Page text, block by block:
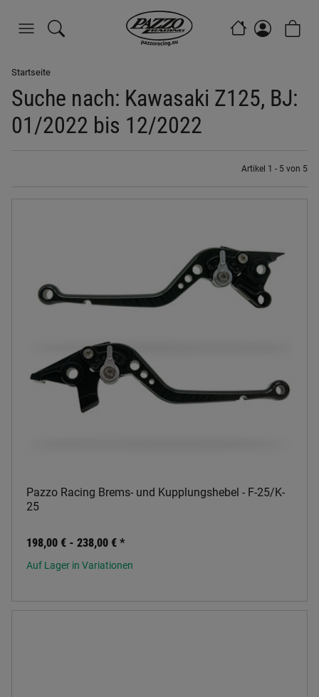
Startseite
Suche nach: Kawasaki Z125, BJ:
01/2022 bis 12/2022
Artikel 1 - 5 von 5
Pazzo Racing Brems- und Kupplungshebel - F-25/K-
25
198,00 € - 238,00 € *
Auf Lager in Variationen